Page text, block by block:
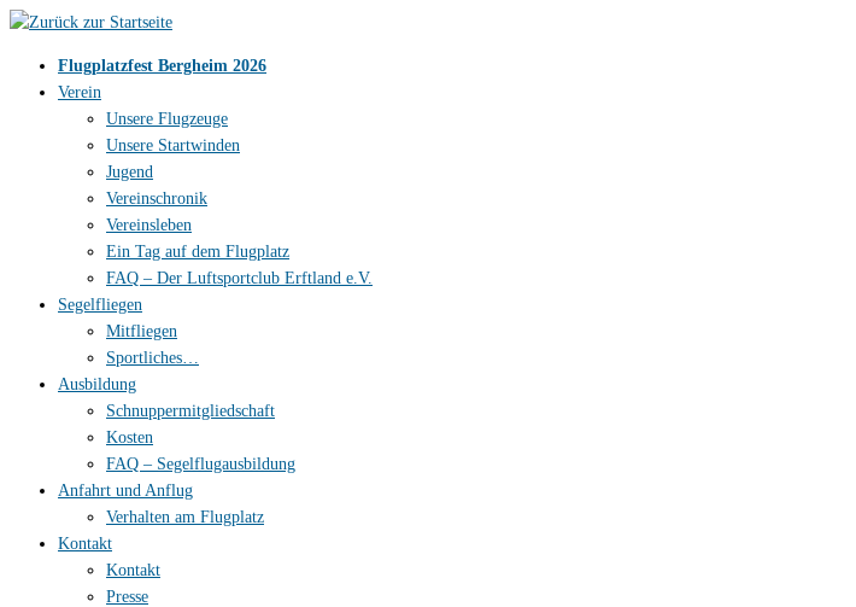
Zum
springenFlugplatzfest Bergheim 2026
Verein
Unsere Flugzeuge
Unsere Startwinden
Jugend
Vereinschronik
Vereinsleben
Ein Tag auf dem Flugplatz
FAQ – Der Luftsportclub Erftland e.V.
Segelfliegen
Mitfliegen
Sportliches…
Ausbildung
Schnuppermitgliedschaft
Kosten
FAQ – Segelflugausbildung
Anfahrt und Anflug
Verhalten am Flugplatz
Kontakt
Kontakt
Presse